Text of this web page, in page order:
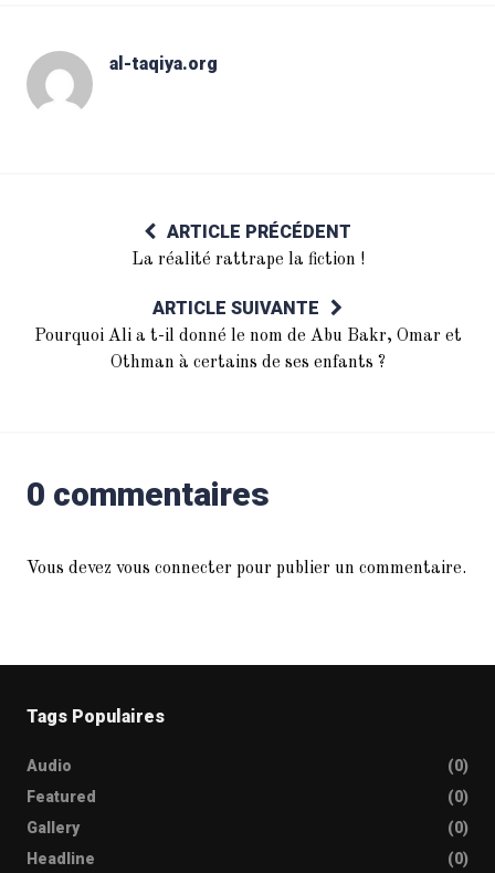
al-taqiya.org
ARTICLE PRÉCÉDENT
La réalité rattrape la fiction !
ARTICLE SUIVANTE
Pourquoi Ali a t-il donné le nom de Abu Bakr, Omar et
Othman à certains de ses enfants ?
0 commentaires
Vous devez vous connecter pour publier un commentaire.
Tags Populaires
Audio
(0)
Featured
(0)
Gallery
(0)
Headline
(0)